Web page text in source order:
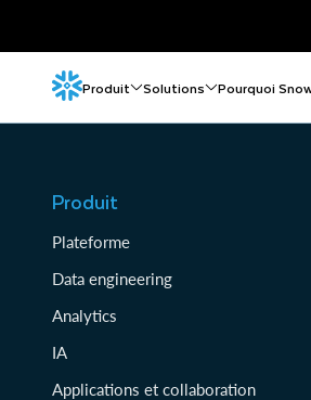
Produit Solutions Pourquoi
Produit
Plateforme
Data engineering
Analytics
IA
Applications et collaboration